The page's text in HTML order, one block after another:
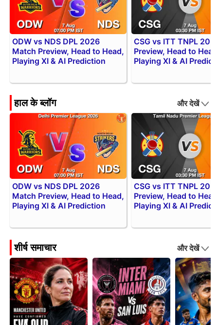
ODW vs NDS DPL 2026
Match Preview, Head to Head,
Playing XI & AI Prediction
CSG vs ITT TNPL
Preview, Head to
Playing XI & AI
हाल के ब्लॉग और देखें
ODW vs NDS DPL 2026
Match Preview, Head to Head,
Playing XI & AI Prediction
CSG vs ITT TNPL
Preview, Head to
Playing XI & AI
शीर्ष समाचार और देखें